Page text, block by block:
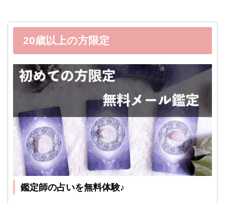
20歳以上の方限定
鑑定師の占いを無料体験♪